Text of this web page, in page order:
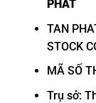
PHÁT
TAN
STOCK
MÃ SỐ
Trụ sở: